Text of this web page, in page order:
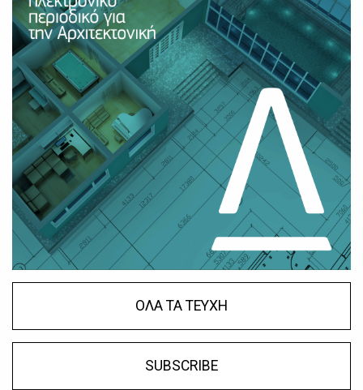
ΟΛΑ ΤΑ ΤΕΥΧΗ
SUBSCRIBE